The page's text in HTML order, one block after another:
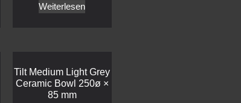
Weiterlesen
Tilt Medium Light Grey
Ceramic Bowl 250ø ×
85 mm